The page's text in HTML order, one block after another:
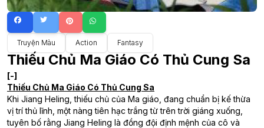
Truyện Màu Action Fantasy
Thiếu Chủ Ma Giáo Có Thủ Cung Sa
[-]
Thiếu Chủ Ma Giáo Có Thủ Cung Sa
Khi Jiang Heling, thiếu chủ của Ma giáo, đang chuẩn bị kế thừa
vị trí thủ lĩnh, một nàng tiên hạc trắng từ trên trời giáng xuống,
tuyên bố rằng Jiang Heling là đồng đội định mệnh của cô và